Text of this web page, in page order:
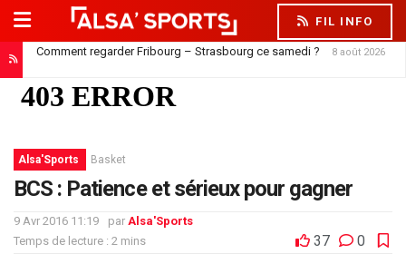
FIL INFO
Comment regarder Fribourg – Strasbourg ce samedi ? 8 août 2026
Alsa'Sports Basket
BCS : Patience et sérieux pour gagner
9 Avr 2016 11:19 par Alsa'Sports
Temps de lecture : 2 mins
37 0